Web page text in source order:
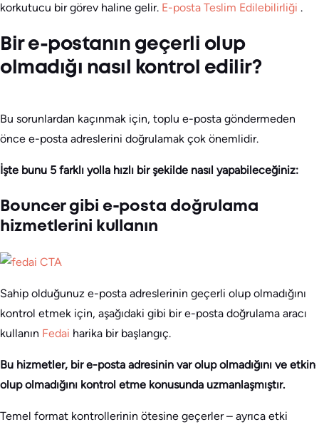
korkutucu bir görev haline gelir. E-posta Teslim Edilebilirliği .
Bir e-postanın geçerli olup
olmadığı nasıl kontrol edilir?
Bu sorunlardan kaçınmak için, toplu e-posta göndermeden
önce e-posta adreslerini doğrulamak çok önemlidir.
İşte bunu 5 farklı yolla hızlı bir şekilde nasıl yapabileceğiniz:
Bouncer gibi e-posta doğrulama
hizmetlerini kullanın
Sahip olduğunuz e-posta adreslerinin geçerli olup olmadığını
kontrol etmek için, aşağıdaki gibi bir e-posta doğrulama aracı
kullanın Fedai harika bir başlangıç.
Bu hizmetler, bir e-posta adresinin var olup olmadığını ve etkin
olup olmadığını kontrol etme konusunda uzmanlaşmıştır.
Temel format kontrollerinin ötesine geçerler – ayrıca etki